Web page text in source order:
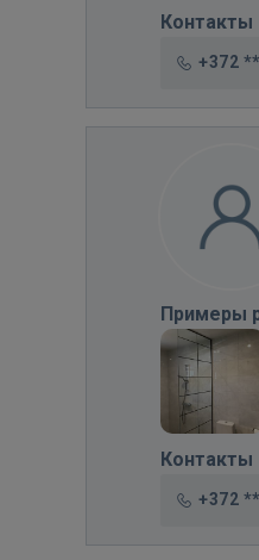
Контакты
+372
Примеры
Контакты
+372